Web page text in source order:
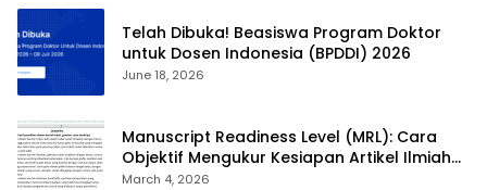
Telah Dibuka! Beasiswa Program Doktor
untuk Dosen Indonesia (BPDDI) 2026
June 18, 2026
Manuscript Readiness Level (MRL): Cara
Objektif Mengukur Kesiapan Artikel Ilmiah
Anda
March 4, 2026